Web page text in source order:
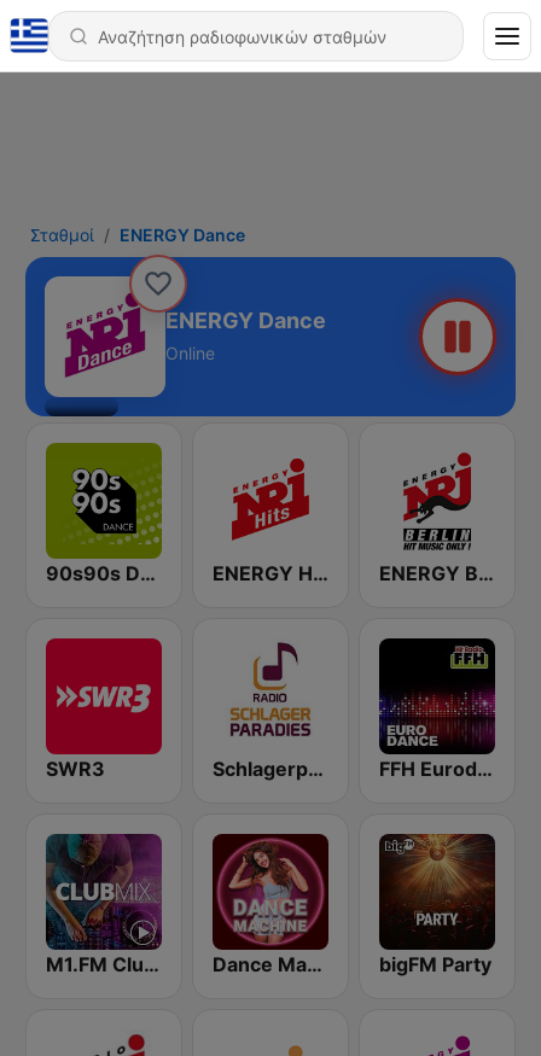
Σταθμοί ENERGY Dance
ENERGY Dance
Online
90s90s Dance ENERGY Hits ENERGY Berlin
SWR3 Schlagerparadies FFH Eurodance
M1.FM Club Mix Dance Machine bigFM Party